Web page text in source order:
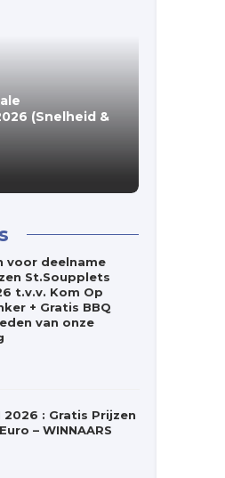
(Snelheid &
voor deelname
St.Soupplets
t.v.v. Kom Op
+ Gratis BBQ
van onze
2026 : Gratis Prijzen
– WINNAARS